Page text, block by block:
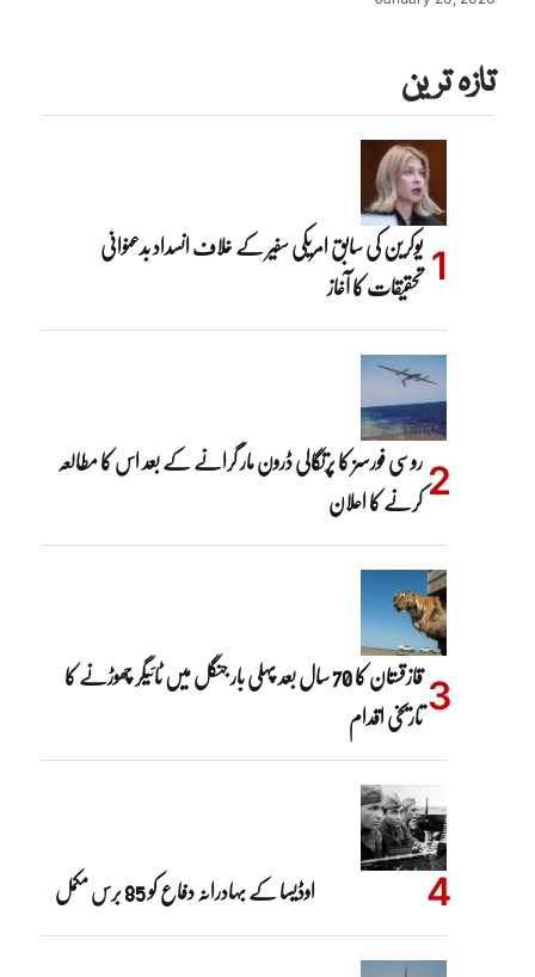
تازہ ترین
یوکرین کی سابق امریکی سفیر کے خلاف انسداد بدعنوانی
تحقیقات کا آغاز
روسی فورسز کا پرتگالی ڈرون مار گرانے کے بعد اس کا مطالعہ
کرنے کا اعلان
قازقستان کا 70 سال بعد پہلی بار جنگل میں ٹائیگر چھوڑنے کا
تاریخی اقدام
اوڈیسا کے بہادرانہ دفاع کو 85 برس مکمل